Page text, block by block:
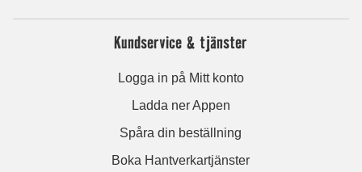
Kundservice & tjänster
Logga in på Mitt konto
Ladda ner Appen
Spåra din beställning
Boka Hantverkartjänster